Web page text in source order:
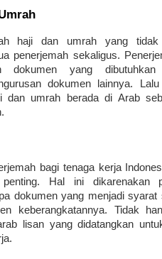
haji dan umrah yang
penerjemah sekaligus.
dokumen yang
dokumen lainnya.
dan umrah berada di Arab
bagi tenaga kerja
Hal ini dikarenakan
dokumen yang menjadi
keberangkatannya. Tidak
lisan yang didatangkan